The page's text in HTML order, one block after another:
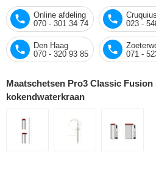
Online afdeling
070 - 301 34 74
Cruquius
023 -
Den Haag
070 - 320 93 85
071 -
Maatschetsen Pro3 Classic Fusion
kokendwaterkraan